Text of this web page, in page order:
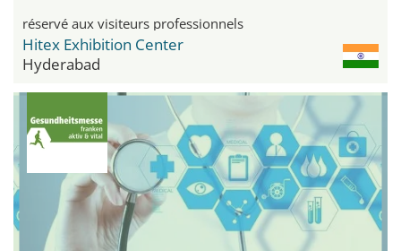
réservé aux visiteurs professionnels
Hitex Exhibition Center
Hyderabad